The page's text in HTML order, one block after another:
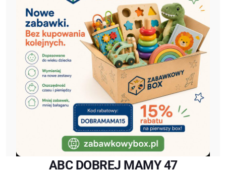
ABC DOBREJ MAMY 47